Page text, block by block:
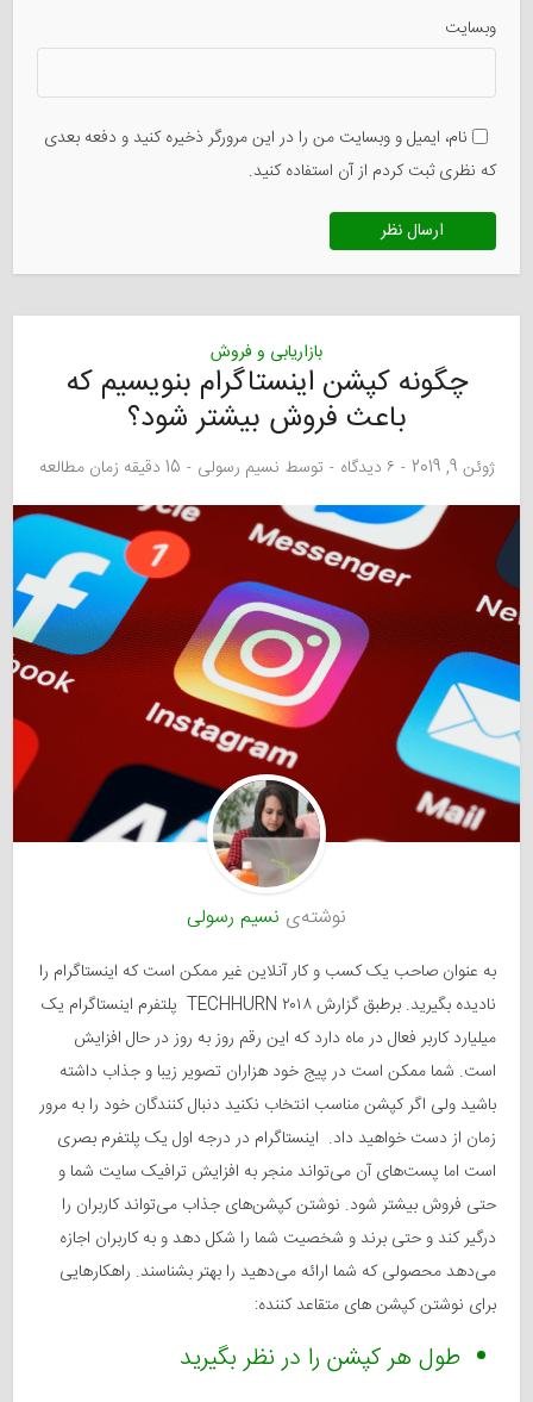
وبسایت
نام، ایمیل و وبسایت من را در این مرورگر ذخیره کنید و دفعه بعدی
که نظری ثبت کردم از آن استفاده کنید.
بازاریابی و فروش
چگونه کپشن اینستاگرام بنویسیم که
باعث فروش بیشتر شود؟
ژوئن 9, 2019 ۶ دیدگاه توسط نسیم رسولی 15 دقیقه زمان مطالعه
نوشته‌ی نسیم رسولی
به عنوان صاحب یک کسب و کار آنلاین غیر ممکن است که اینستاگرام را
نادیده بگیرید. برطبق گزارش ۲۰۱۸ TECHHURN پلتفرم اینستاگرام یک
میلیارد کاربر فعال در ماه دارد که این رقم روز به روز در حال افزایش
است. شما ممکن است در پیج خود هزاران تصویر زیبا و جذاب داشته
باشید ولی اگر کپشن مناسب انتخاب نکنید دنبال کنندگان خود را به مرور
زمان از دست خواهید داد. اینستاگرام در درجه اول یک پلتفرم بصری
است اما پست‌های آن می‌تواند منجر به افزایش ترافیک سایت شما و
حتی فروش بیشتر شود. نوشتن کپشن‌های جذاب می‌تواند کاربران را
درگیر کند و حتی برند و شخصیت شما را شکل دهد و به کاربران اجازه
می‌دهد محصولی که شما ارائه می‌دهید را بهتر بشناسند. راهکارهایی
برای نوشتن کپشن های متقاعد کننده:
طول هر کپشن را در نظر بگیرید